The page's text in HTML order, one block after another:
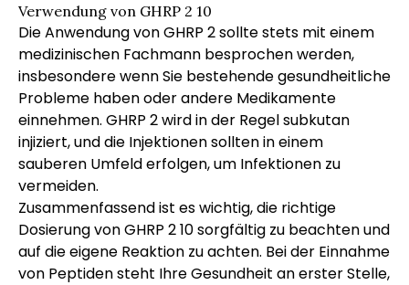
Verwendung von GHRP 2 10
Die Anwendung von GHRP 2 sollte stets mit einem
medizinischen Fachmann besprochen werden,
insbesondere wenn Sie bestehende gesundheitliche
Probleme haben oder andere Medikamente
einnehmen. GHRP 2 wird in der Regel subkutan
injiziert, und die Injektionen sollten in einem
sauberen Umfeld erfolgen, um Infektionen zu
vermeiden.
Zusammenfassend ist es wichtig, die richtige
Dosierung von GHRP 2 10 sorgfältig zu beachten und
auf die eigene Reaktion zu achten. Bei der Einnahme
von Peptiden steht Ihre Gesundheit an erster Stelle,